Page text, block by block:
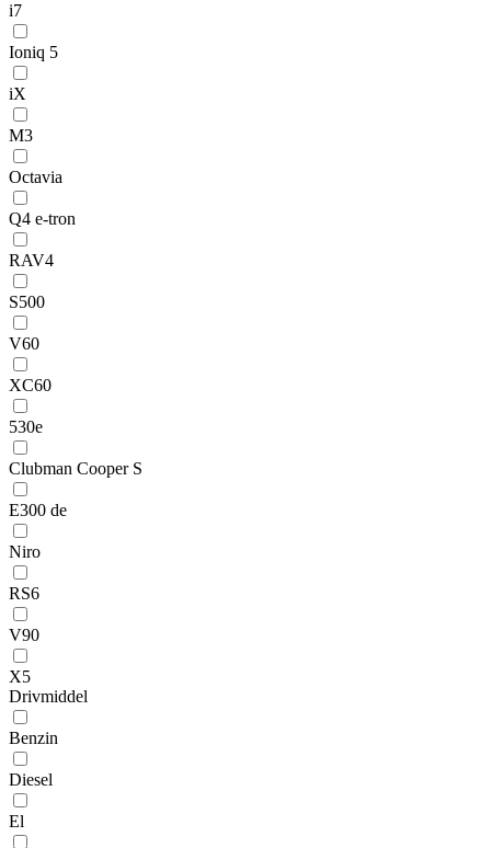
i7
Ioniq 5
iX
M3
Octavia
Q4 e-tron
RAV4
S500
V60
XC60
530e
Clubman Cooper S
E300 de
Niro
RS6
V90
X5
Drivmiddel
Benzin
Diesel
El